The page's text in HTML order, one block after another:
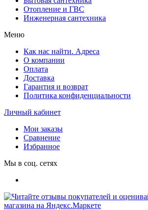
Отопление и ГВС
Инженерная сантехника
Меню
Как нас найти. Адреса
О компании
Оплата
Доставка
Гарантия и возврат
Политика конфиденциальности
Личный кабинет
Мои заказы
Сравнение
Избранное
Мы в соц. сетях